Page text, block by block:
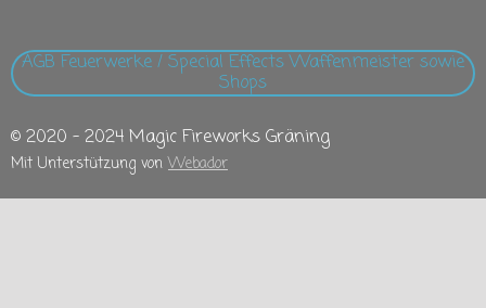
AGB Feuerwerke / Special Effects Waffenmeister sowie
Shops
© 2020 - 2024 Magic Fireworks Gräning
Mit Unterstützung vonWebador